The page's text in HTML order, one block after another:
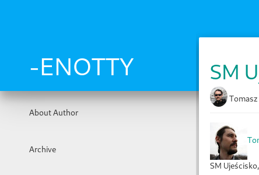
-ENOTTY
About Author
Archive
SM
SM